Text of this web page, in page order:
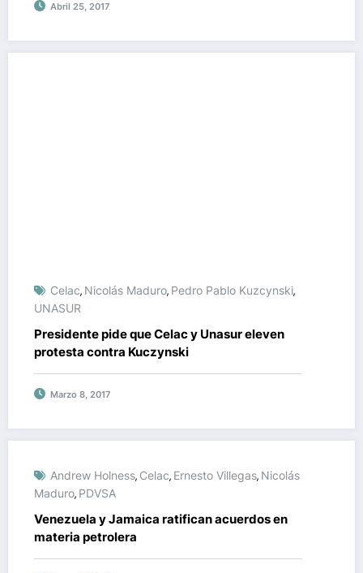
Abril 25, 2017
Celac, Nicolás Maduro, Pedro Pablo Kuzcynski,
UNASUR
Presidente pide que Celac y Unasur eleven
protesta contra Kuczynski
Marzo 8, 2017
Andrew Holness, Celac, Ernesto Villegas, Nicolás
Maduro, PDVSA
Venezuela y Jamaica ratifican acuerdos en
materia petrolera